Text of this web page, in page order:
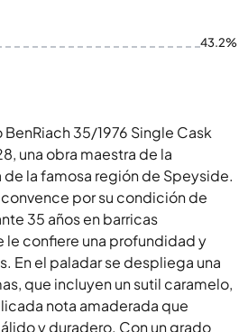
43.2%
35/1976 Single Cask
una obra maestra de la
la famosa región de Speyside.
por su condición de
35 años en barricas
le confiere una profundidad y
En el paladar se despliega una
que incluyen un sutil caramelo,
nota amaderada que
y duradero. Con un grado